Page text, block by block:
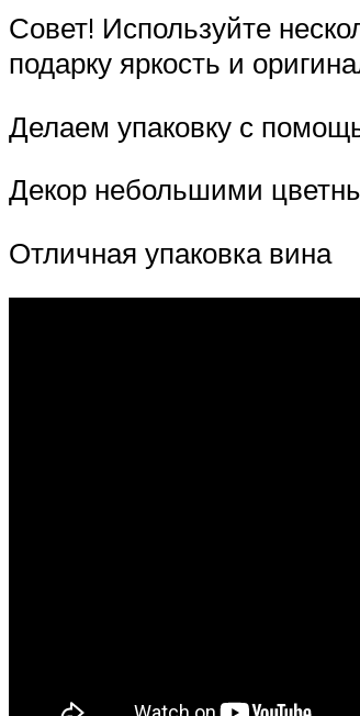
Совет! Используйте
подарку яркость и
Делаем упаковку с
Декор небольшими
Отличная упаковка вина